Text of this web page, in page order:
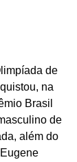
de
na
Brasil
de
além do